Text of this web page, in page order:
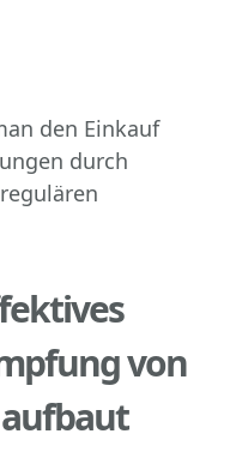
von